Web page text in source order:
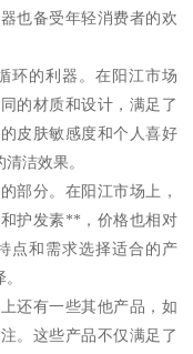
也备受年轻消费者的欢
环的利器。在阳江市场
的材质和设计，满足了
皮肤敏感度和个人喜好
洁效果。
部分。在阳江市场上，
护发素**，价格也相对
点和需求选择适合的产
还有一些其他产品，如
。这些产品不仅满足了